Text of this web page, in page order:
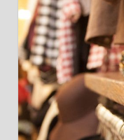
な
た
の
夢
を
形
に
し
ま